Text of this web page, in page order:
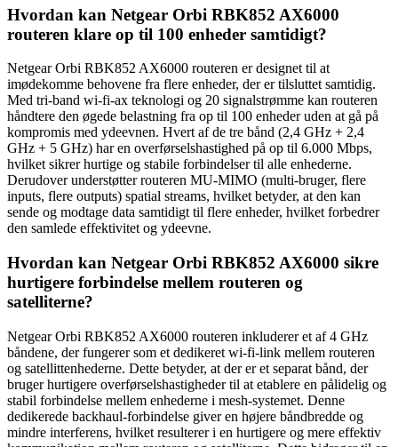
Hvordan kan Netgear Orbi RBK852 AX6000
routeren klare op til 100 enheder samtidigt?
Netgear Orbi RBK852 AX6000 routeren er designet til at
imødekomme behovene fra flere enheder, der er tilsluttet samtidig.
Med tri-band wi-fi-ax teknologi og 20 signalstrømme kan routeren
håndtere den øgede belastning fra op til 100 enheder uden at gå på
kompromis med ydeevnen. Hvert af de tre bånd (2,4 GHz + 2,4
GHz + 5 GHz) har en overførselshastighed på op til 6.000 Mbps,
hvilket sikrer hurtige og stabile forbindelser til alle enhederne.
Derudover understøtter routeren MU-MIMO (multi-bruger, flere
inputs, flere outputs) spatial streams, hvilket betyder, at den kan
sende og modtage data samtidigt til flere enheder, hvilket forbedrer
den samlede effektivitet og ydeevne.
Hvordan kan Netgear Orbi RBK852 AX6000 sikre
hurtigere forbindelse mellem routeren og
satelliterne?
Netgear Orbi RBK852 AX6000 routeren inkluderer et af 4 GHz
båndene, der fungerer som et dedikeret wi-fi-link mellem routeren
og satellittenhederne. Dette betyder, at der er et separat bånd, der
bruger hurtigere overførselshastigheder til at etablere en pålidelig og
stabil forbindelse mellem enhederne i mesh-systemet. Denne
dedikerede backhaul-forbindelse giver en højere båndbredde og
mindre interferens, hvilket resulterer i en hurtigere og mere effektiv